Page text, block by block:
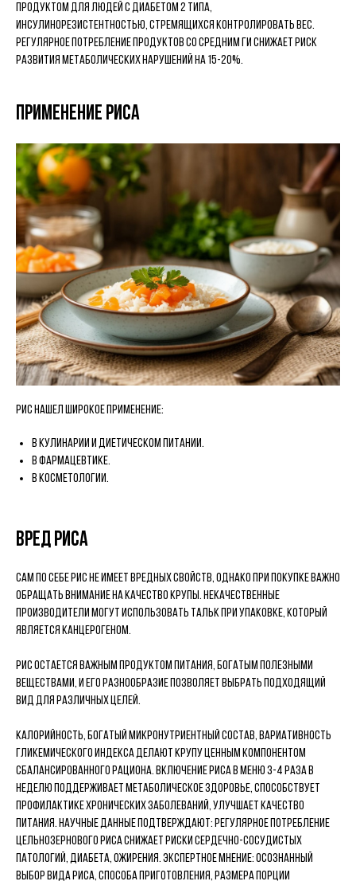
продуктом для людей с диабетом 2 типа,
инсулинорезистентностью, стремящихся контролировать вес.
Регулярное потребление продуктов со средним ГИ снижает риск
развития метаболических нарушений на 15-20%.
Применение риса
Рис нашел широкое применение:
В кулинарии и диетическом питании.
В фармацевтике.
В косметологии.
Вред риса
Сам по себе рис не имеет вредных свойств, однако при покупке важно
обращать внимание на качество крупы. Некачественные
производители могут использовать тальк при упаковке, который
является канцерогеном.
Рис остается важным продуктом питания, богатым полезными
веществами, и его разнообразие позволяет выбрать подходящий
вид для различных целей.
Калорийность, богатый микронутриентный состав, вариативность
гликемического индекса делают крупу ценным компонентом
сбалансированного рациона. Включение риса в меню 3-4 раза в
неделю поддерживает метаболическое здоровье, способствует
профилактике хронических заболеваний, улучшает качество
питания. Научные данные подтверждают: регулярное потребление
цельнозернового риса снижает риски сердечно-сосудистых
патологий, диабета, ожирения. Экспертное мнение: осознанный
выбор вида риса, способа приготовления, размера порции